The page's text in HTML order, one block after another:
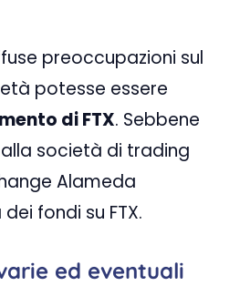
preoccupazioni sul
potesse essere
di FTX. Sebbene
società di trading
Alameda
fondi su FTX.
ed eventuali